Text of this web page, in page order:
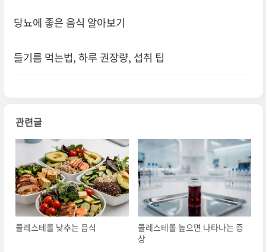
당뇨에 좋은 음식 알아보기
들기름 먹는법, 하루 권장량, 섭취 팁
관련글
콜레스테롤 낮추는 음식
콜레스테롤 높으면 나타나는 증
상